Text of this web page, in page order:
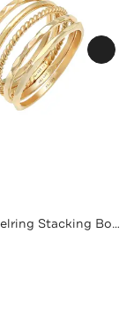
Ring Stapelring Stacking Boho Set (5 tlg.) 925 Sterling Silber Gold